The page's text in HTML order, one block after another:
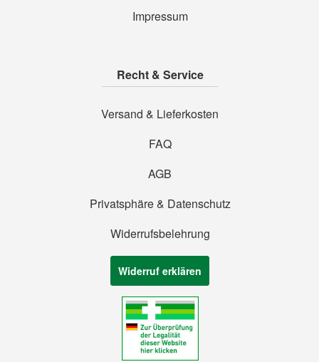
Impressum
Recht & Service
Versand & Lieferkosten
FAQ
AGB
Privatsphäre & Datenschutz
Widerrufsbelehrung
Widerruf erklären